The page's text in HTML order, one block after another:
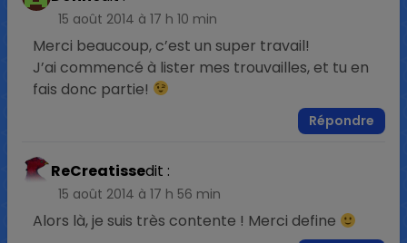
15 août 2014 à 17 h 10 min
Merci beaucoup, c’est un super travail!
J’ai commencé à lister mes trouvailles, et tu en
fais donc partie!
Répondre
ReCreatissedit :
15 août 2014 à 17 h 56 min
Alors là, je suis très contente ! Merci define